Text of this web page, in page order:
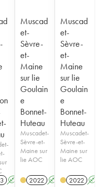
A
Muscad
et-
Sèvre-
et-
Maine
sur lie
Goulain
e
Bonnet-
Huteau
Muscadet-
Sèvre-et-
Maine sur
lie AOC
2022 A
Muscad
et-
Sèvre-
et-
Maine
sur lie
Goulain
e
Bonnet-
Huteau
Muscadet-
Sèvre-et-
Maine sur
lie AOC
2022 A